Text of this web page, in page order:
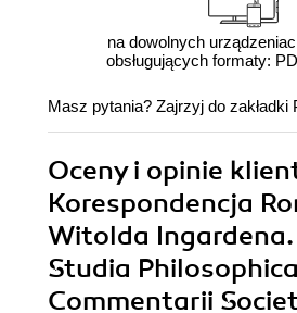
na dowolnych
obsługujących formaty:
Masz pytania? Zajrzyj do zakładki
Oceny i opinie
Korespondencja
Witolda Ingardena.
Studia
Commentarii